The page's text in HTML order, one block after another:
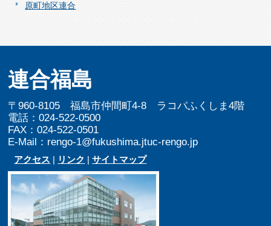
原町地区連合
連合福島
〒960-8105 福島市仲間町4-8 ラコパふくしま4階
電話：024-522-0500
FAX：024-522-0501
E-Mail：rengo-1@fukushima.jtuc-rengo.jp
アクセス | リンク |サイトマップ